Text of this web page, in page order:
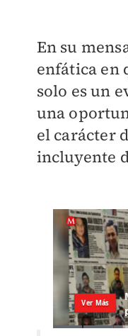
En su
enfática en
solo es un
una
el carácter
incluyente